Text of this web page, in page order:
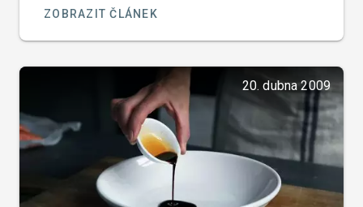
ZOBRAZIT ČLÁNEK
20. dubna 2009